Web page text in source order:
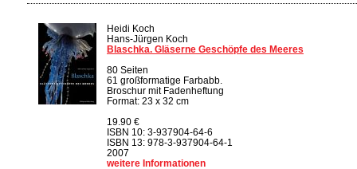
Heidi Koch
Hans-Jürgen Koch
Blaschka. Gläserne Geschöpfe des Meeres
80 Seiten
61 großformatige Farbabb.
Broschur mit Fadenheftung
Format: 23 x 32 cm
19.90 €
ISBN 10: 3-937904-64-6
ISBN 13: 978-3-937904-64-1
2007
weitere Informationen